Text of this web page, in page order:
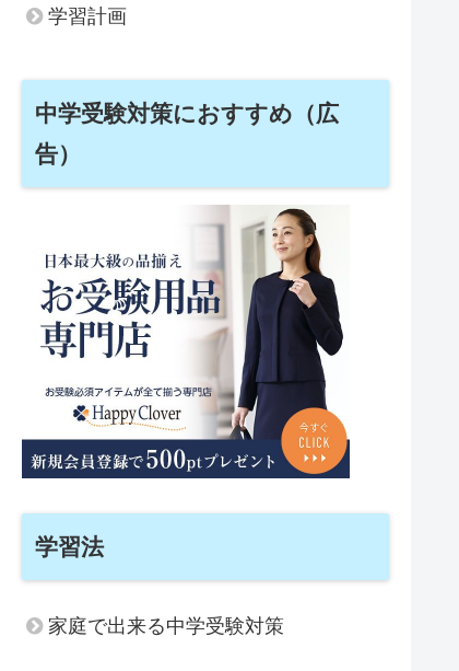
学習計画
中学受験対策におすすめ（広
告）
学習法
家庭で出来る中学受験対策